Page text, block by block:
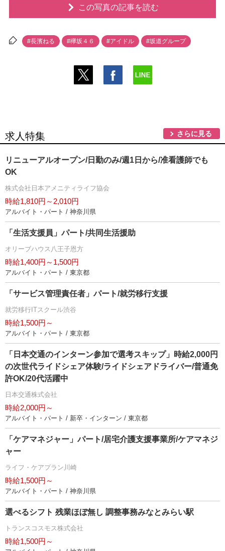
この写真の記事を読む
#長濱ねる #欅坂４６ #アイドル #坂道グループ
求人特集 さらに見る
リニューアルオープン/日勤のみ/週1日から/准看護師でも
OK
株式会社日本アメニティライフ協会
時給1,810円～2,010円
アルバイト・パート / 神奈川県
「生活支援員」パート/共同生活援助
オリーブハウス八王子恩方
時給1,400円～1,500円
アルバイト・パート / 東京都
「サービス管理責任者」パート/就労移行支援
就労移行ITスクール渋谷
時給1,500円～
アルバイト・パート / 東京都
「日本交通のインターン参加で選考スキップ」時給2,000円
の次世代ライドシェア体験/ライドシェアドライバー/普通免
許OK/20代活躍中
日本交通株式会社
時給2,000円～
アルバイト・パート / 新卒・インターン / 東京都
「ケアマネジャー」パート/居宅介護支援事業所/ケアマネジ
ャー
ライフ・ケアプラン川崎
時給1,500円～
アルバイト・パート / 神奈川県
選べるシフト 残業ほぼ無し 調整事務みなとみらい駅
トランスコスモス株式会社
時給1,500円～